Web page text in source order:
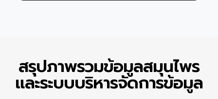
สรุปภาพรวมข้อมูลสมุนไพร
และระบบบริหารจัดการข้อมูล